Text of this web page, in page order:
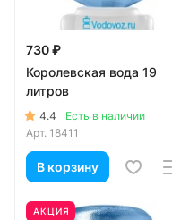
730 ₽
Королевская вода 19
литров
4.4
Есть в наличии
Арт. 18411
В корзину
АКЦИЯ